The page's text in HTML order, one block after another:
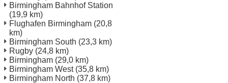
Birmingham Bahnhof Station
(19,9 km)
Flughafen Birmingham (20,8
km)
Birmingham South (23,3 km)
Rugby (24,8 km)
Birmingham (29,0 km)
Birmingham West(35,8 km)
Birmingham North (37,8 km)